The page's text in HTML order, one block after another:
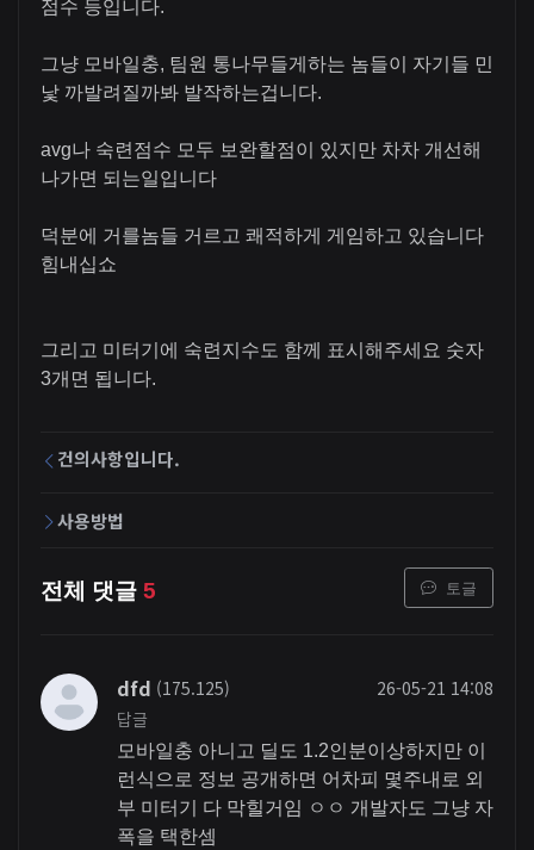
점수 등입니다.
그냥 모바일충, 팀원 통나무들게하는 놈들이 자기들 민
낯 까발려질까봐 발작하는겁니다.
avg나 숙련점수 모두 보완할점이 있지만 차차 개선해
나가면 되는일입니다
덕분에 거를놈들 거르고 쾌적하게 게임하고 있습니다
힘내십쇼
그리고 미터기에 숙련지수도 함께 표시해주세요 숫자
3개면 됩니다.
건의사항입니다.
사용방법
전체 댓글 5 토글
dfd (175.125)
26-05-21 14:08
답글
모바일충 아니고 딜도 1.2인분이상하지만 이
런식으로 정보 공개하면 어차피 몇주내로 외
부 미터기 다 막힐거임 ㅇㅇ 개발자도 그냥 자
폭을 택한셈